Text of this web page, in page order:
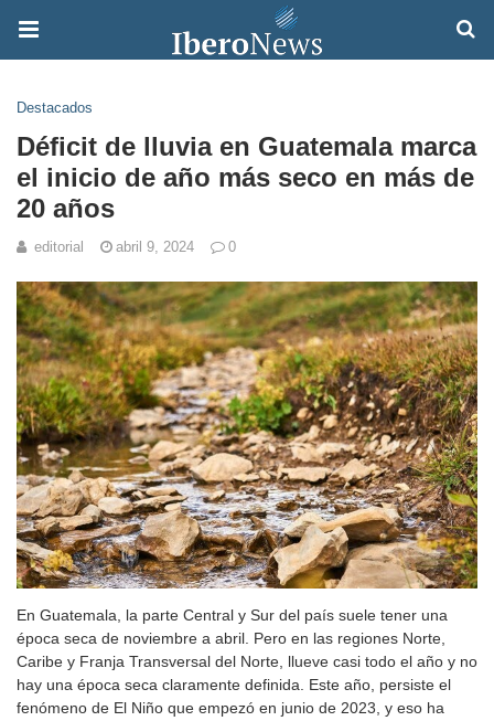
Destacados
Déficit de lluvia en Guatemala marca
el inicio de año más seco en más de
20 años
editorial abril 9, 2024 0
En Guatemala, la parte Central y Sur del país suele tener una
época seca de noviembre a abril. Pero en las regiones Norte,
Caribe y Franja Transversal del Norte, llueve casi todo el año y no
hay una época seca claramente definida. Este año, persiste el
fenómeno de El Niño que empezó en junio de 2023, y eso ha